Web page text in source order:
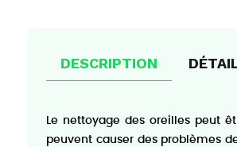
DESCRIPTION
Le nettoyage des oreilles peut
peuvent causer des problèmes